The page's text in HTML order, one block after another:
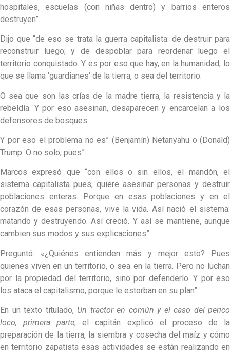
hospitales, escuelas (con niñas dentro) y barrios enteros
destruyen”.
Dijo que “de eso se trata la guerra capitalista: de destruir para
reconstruir luego; y de despoblar para reordenar luego el
territorio conquistado. Y es por eso que hay, en la humanidad, lo
que se llama ‘guardianes’ de la tierra, o sea del territorio.
O sea que son las crías de la madre tierra, la resistencia y la
rebeldía. Y por eso asesinan, desaparecen y encarcelan a los
defensores de bosques.
Y por eso el problema no es” (Benjamín) Netanyahu o (Donald)
Trump. O no solo, pues”.
Marcos expresó que “con ellos o sin ellos, el mandón, el
sistema capitalista pues, quiere asesinar personas y destruir
poblaciones enteras. Porque en esas poblaciones y en el
corazón de esas personas, vive la vida. Así nació el sistema:
matando y destruyendo. Así creció. Y así se mantiene, aunque
cambien sus modos y sus explicaciones”.
Preguntó: «¿Quiénes entienden más y mejor esto? Pues
quienes viven en un territorio, o sea en la tierra. Pero no luchan
por la propiedad del territorio, sino por defenderlo. Y por eso
los ataca el capitalismo, porque le estorban en su plan”.
En un texto titulado, Un tractor en común y el caso del perico
loco, primera parte, el capitán explicó el proceso de la
preparación de la tierra, la siembra y cosecha del maíz y cómo
en territorio zapatista esas actividades se están realizando en